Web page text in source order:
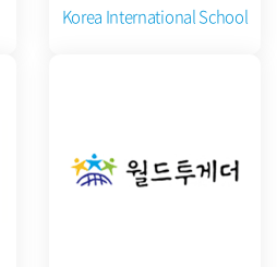
Korea International School